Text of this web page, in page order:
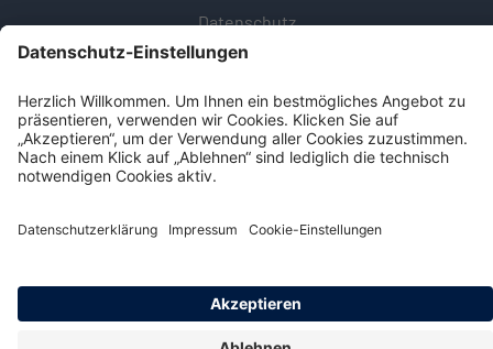
Datenschutz
Cookie-Einstellungen